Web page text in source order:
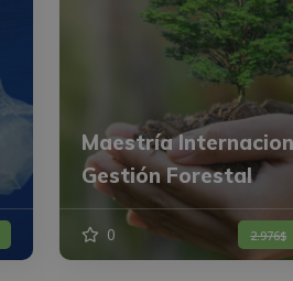
Maestría
Gestión Forestal
0 2.976$